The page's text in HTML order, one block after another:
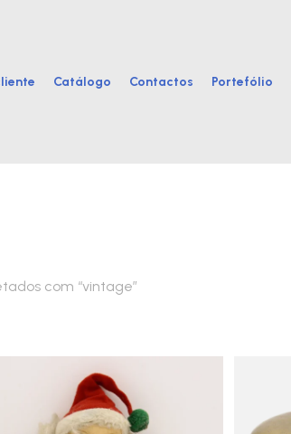
Catálogo Contactos Portefólio
com “vintage”